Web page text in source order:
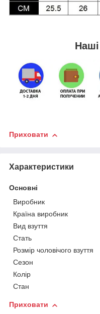
Приховати
Характеристики
Основні
Виробник
Країна виробник
Вид взуття
Стать
Розмір чоловічого взуття
Сезон
Колір
Стан
Приховати